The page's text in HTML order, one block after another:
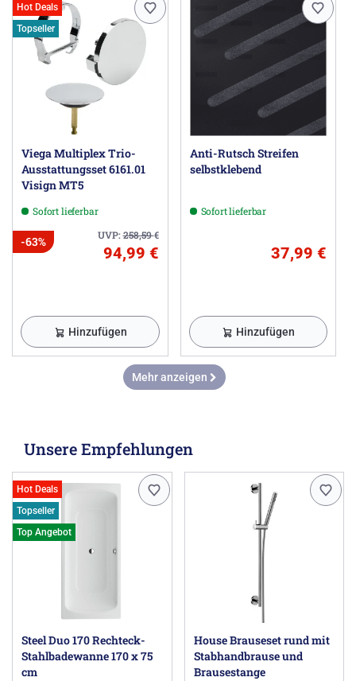
Hot Deals
Topseller
Viega Multiplex Trio-
Ausstattungsset 6161.01
Visign MT5
Sofort lieferbar
UVP:258,59€
-63%
94,99 €
Hinzufügen
Anti-Rutsch Streifen
selbstklebend
Sofort lieferbar
37,99 €
Hinzufügen
Mehr anzeigen
Unsere Empfehlungen
Hot Deals
Topseller
Top Angebot
Steel Duo 170 Rechteck-
Stahlbadewanne 170 x 75
cm
House Brauseset rund mit
Stabhandbrause und
Brausestange